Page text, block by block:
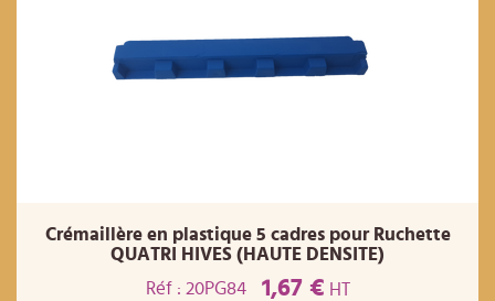
Crémaillère en plastique 5 cadres pour Ruchette
QUATRI HIVES (HAUTE DENSITE)
Réf : 20PG84
1,67 € HT